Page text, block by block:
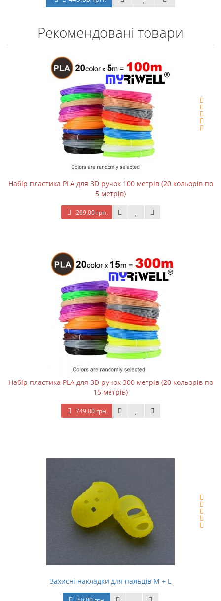
Рекомендовані товари
Набір пластика PLA для 3D ручок 100 метрів (20 кольорів по
5 метрів)
269.00 грн.
Набір пластика PLA для 3D ручок 300 метрів (20 кольорів по
15 метрів)
749.00 грн.
Захисні накладки для пальців M + L